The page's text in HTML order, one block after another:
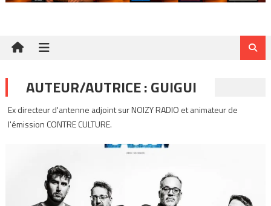
AUTEUR/AUTRICE :GUIGUI
Ex directeur d'antenne adjoint sur NOIZY RADIO et animateur de
l'émission CONTRE CULTURE.